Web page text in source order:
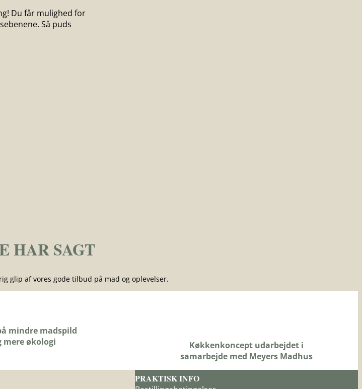
Du får mulighed for
Så puds
HAR SAGT
glip af vores gode tilbud på mad og oplevelser.
mindre madspild
mere økologi
Køkkenkoncept udarbejdet i
samarbejde med Meyers Madhus
PRAKTISK INFO